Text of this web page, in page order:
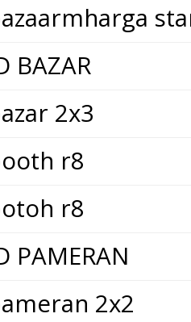
BAZAR
2x3
r8
r8
PAMERAN
2x2